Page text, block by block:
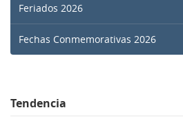
Feriados 2026
Fechas Conmemorativas 2026
Tendencia